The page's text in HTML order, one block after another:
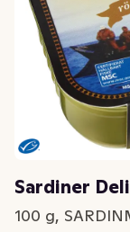
Sardiner
100 g,